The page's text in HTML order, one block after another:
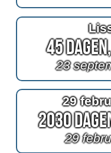
45
23
29
2030
29